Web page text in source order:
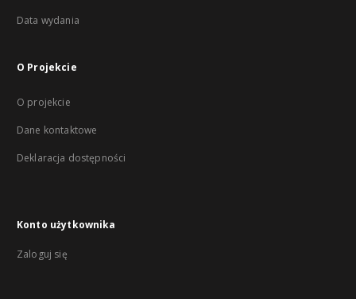
Data wydania
O Projekcie
O projekcie
Dane kontaktowe
Deklaracja dostępności
Konto użytkownika
Zaloguj się